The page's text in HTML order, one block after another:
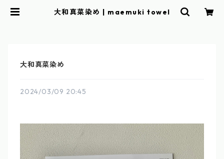
大和真菜染め | maemuki towel
大和真菜染め
2024/03/09 20:45